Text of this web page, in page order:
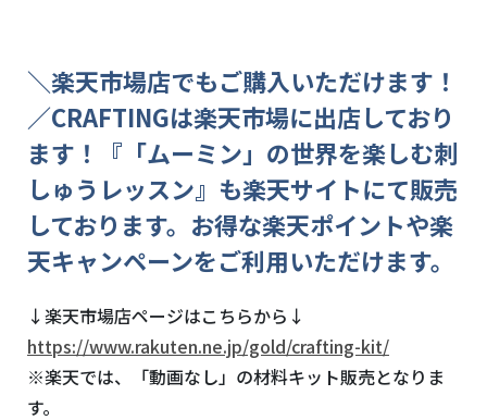
＼楽天市場店でもご購入いただけます！
／CRAFTINGは楽天市場に出店しており
ます！『「ムーミン」の世界を楽しむ刺
しゅうレッスン』も楽天サイトにて販売
しております。お得な楽天ポイントや楽
天キャンペーンをご利用いただけます。
↓楽天市場店ページはこちらから↓
https://www.rakuten.ne.jp/gold/crafting-kit/
※楽天では、「動画なし」の材料キット販売となりま
す。